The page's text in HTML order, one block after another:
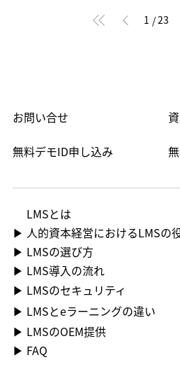
成・教育を効率化し、即戦力化や定着
インターフェースに33言語を標準実装
訳」で補正でき、品質を保ちながら多言
す。 定期的な1on1面談で本音や課題を
周囲に人がいる環境では、外国人が「
15分でも良いので個別の1on1ミーティ
悩んでいないか」といった心理的なケア
期離職の防止に繋がります。 外国人労
ャップを埋めるならSmartSkill Talk 「
日本語」などの配慮は不可欠ですが、
まで、忙しい現場のリーダーが付きっき
もコスト的にも限界があります。 大切
分の日本語がちゃんと伝わっているの
くのではなく、自信を持って自分の言
うになること。 そして、その先で「こ
いきと働き続けてくれること——つまり
ゲージメント（愛着・貢献意欲）の両方
負担をかけず、外国人スタッフ自身が実
をそのまま流用しているのが実態です。
景や日本語の語彙力が異なるため、こ
されたタスクを正確にこなすこと」こ
に認識のギャップが生じます。 この価
ルを押し付けても、互いのストレスに
ト 外国人スタッフを短期
転換する必要があります。 現場の教育
のアプローチを解説します。 現場で頻
客現場でまず必要なのは、広範な日常
ず使う特定のフレーズ」を完璧にマスタ
の文字を目で追うだけでなく、実際の
や「発話トレーニング」を徹底すること
ようになります。 こうした実践的な発
きるアプローチとして、最近ではAIロー
目を集めています。 ▼外国人材の日本
化の違いを理解してもらう 日本のマナ
るのではなく、「なぜその行動が必要
文化をセットで伝えることが重要です。
個々の能力を最大限に引き出す適材適所
制が必要です。 特定の業務や役割に人
戦略や外部環境の変化に応じて、最適な
がもたらす3つのメリット 適材適
のパフォーマンス向上に直結します。
の高い業務に取り組むことで、仕事への
ります。 生まれ持った才能やこれまで
ため、業務の習熟が早く、質の高いアウ
果として、チームや組織全体の生産性向
が適材適所の最も直接的なメリットの一つです。 従業員
上・離職率の低下 自分の能力を活かし
感は、従業員の仕事に対する満足度やモ
事へのやりがいを感じ、自身の成長を
ゲージメントを向上させます。 このよ
への帰属意識を高め、優秀な人材の流出
るというメリットがあります。 【関連
ロールがうまくいかない原因と、感情に
の具体的なトレーニング方法を解説しま
感情コントロールで目指すのは「感情に
すぐできる！高ぶる感情を鎮める3つの
慣化する！毎日のトレーニング方法5選
ルのスキルを習得する まとめ 感情コン
ントロールの本当の意味は、感情を無理
ことではありません。 目指すべき目標
た感情の存在を認め、その感情に飲み
るようになることです。 これは、適切
で誰もが向上させられるスキルです。
なると、衝動的な言動で後悔することが
パフォーマンス向上にもつながります。
苦手になってしまう5つの原因 感情のコ
は、決して意志が弱いからではありませ
態や思考の癖など、複数の要因が関係し
くい原因が潜んでいることも少なくあり
ールが苦手になってしまうのか、代表
1 /23
無料デモID申し込み
お問い合せ
LMS​とは
▶ 人的資本経営におけるLMSの
▶ LMSの選び方
▶ LMS導入の流れ
▶ LMSのセキュリティ
▶ LMSとeラーニングの違い
▶ LMSのOEM提供
▶ FAQ